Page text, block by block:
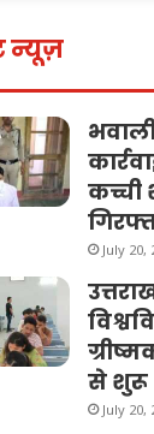
न्यूज़
कच्ची
July 20,
से शुरू
July 20,